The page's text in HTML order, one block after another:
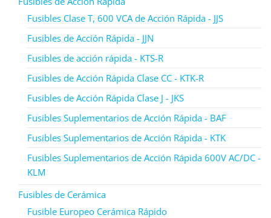
Fusibles Clase T, 600 VCA de Acción Rápida - JJS
Fusibles de Acción Rápida - JJN
Fusibles de acción rápida - KTS-R
Fusibles de Acción Rápida Clase CC - KTK-R
Fusibles de Acción Rápida Clase J - JKS
Fusibles Suplementarios de Acción Rápida - BAF
Fusibles Suplementarios de Acción Rápida - KTK
Fusibles Suplementarios de Acción Rápida 600V AC/DC -
KLM
Fusibles de Cerámica
Fusible Europeo Cerámica Rápido